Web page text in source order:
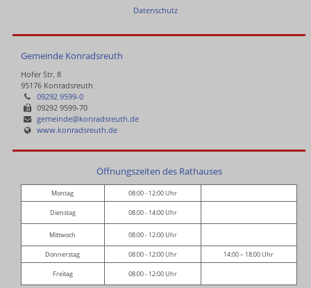
Datenschutz
Gemeinde Konradsreuth
Hofer Str. 8
95176 Konradsreuth
09292 9599-0
09292 9599-70
gemeinde@konradsreuth.de
www.konradsreuth.de
Öffnungszeiten des Rathauses
Montag 08:00 - 12:00 Uhr
Dienstag 08:00 - 14:00 Uhr
Mittwoch 08:00 - 12:00 Uhr
Donnerstag 08:00 - 12:00 Uhr 14:00 – 18:00 Uhr
Freitag 08:00 - 12:00 Uhr